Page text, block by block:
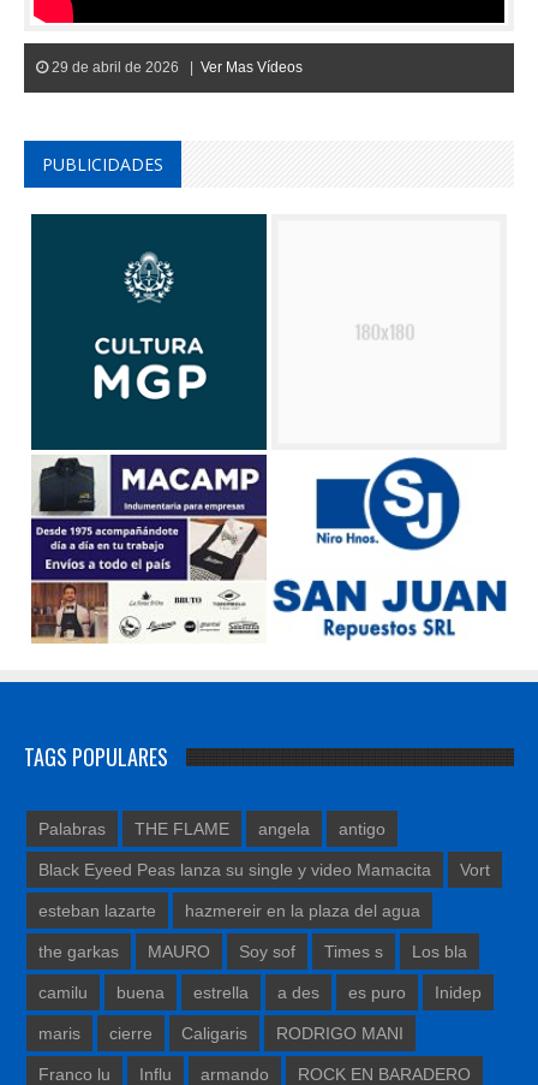
29 de abril de 2026 | Ver Mas Vídeos
PUBLICIDADES
TAGS POPULARES
Palabras THE FLAME angela antigo
Black Eyeed Peas lanza su single y video Mamacita Vort
esteban lazarte hazmereir en la plaza del agua
the garkas MAURO Soy sof Times s Los bla
camilu buena estrella a des es puro Inidep
maris cierre Caligaris RODRIGO MANI
Franco lu Influ armando ROCK EN BARADERO